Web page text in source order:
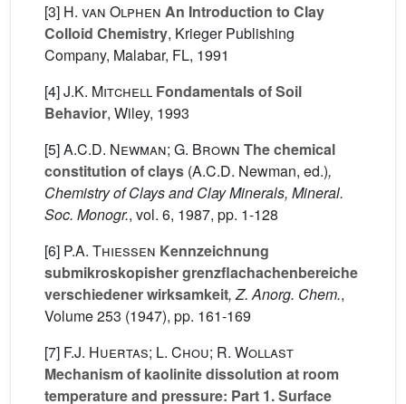
[3] H. van Olphen An Introduction to Clay
Colloid Chemistry, Krieger Publishing
Company, Malabar, FL, 1991
[4]J.K. Mitchell Fondamentals of Soil
Behavior, Wiley, 1993
[5]A.C.D. Newman; G. Brown The chemical
constitution of clays (A.C.D. Newman, ed.),
Chemistry of Clays and Clay Minerals, Mineral.
Soc. Monogr., vol. 6, 1987, pp. 1-128
[6] P.A. Thiessen Kennzeichnung
submikroskopisher grenzflachachenbereiche
verschiedener wirksamkeit, Z. Anorg. Chem.,
Volume 253 (1947), pp. 161-169
[7] F.J. Huertas; L. Chou; R. Wollast
Mechanism of kaolinite dissolution at room
temperature and pressure: Part 1. Surface